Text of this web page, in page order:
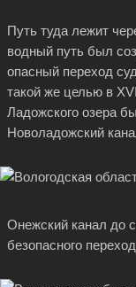
Путь туда лежит
водный путь был
опасный переход
такой же целью в
Ладожского озера
Новоладожский
Онежский канал до
безопасного